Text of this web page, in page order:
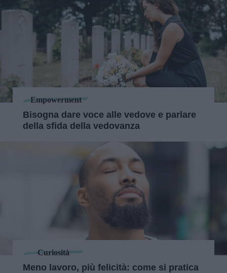
Empowerment
Bisogna dare voce alle vedove e parlare
della sfida della vedovanza
Curiosità
Meno lavoro, più felicità: come si pratica